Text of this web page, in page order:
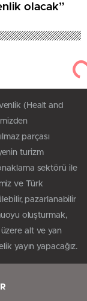
olacak”
(Healt and
parçası
turizm
sektörü ile
ve Türk
pazarlanabilir
oluşturmak,
alt ve yan
yayın yapacağız.